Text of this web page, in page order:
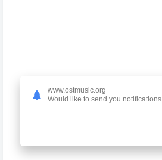
www.ostmusic.org
Would like to send you notifications